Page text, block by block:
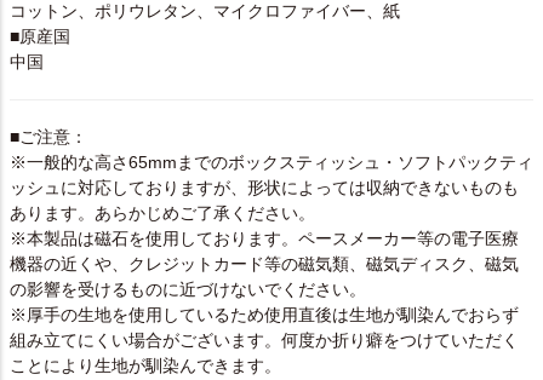
コットン、ポリウレタン、マイクロファイバー、紙
■原産国
中国
■ご注意：
※一般的な高さ65mmまでのボックスティッシュ・ソフトパックティ
ッシュに対応しておりますが、形状によっては収納できないものも
あります。あらかじめご了承ください。
※本製品は磁石を使用しております。ペースメーカー等の電子医療
機器の近くや、クレジットカード等の磁気類、磁気ディスク、磁気
の影響を受けるものに近づけないでください。
※厚手の生地を使用しているため使用直後は生地が馴染んでおらず
組み立てにくい場合がございます。何度か折り癖をつけていただく
ことにより生地が馴染んできます。